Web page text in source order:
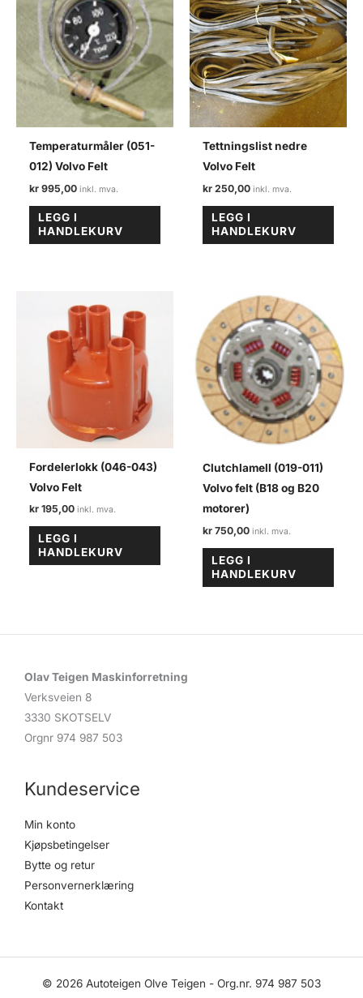
Temperaturmåler (051-
012) Volvo Felt
kr 995,00
LEGG I
HANDLEKURV
Tettningslist nedre
Volvo Felt
kr 250,00
LEGG I
HANDLEKURV
Fordelerlokk (046-043)
Volvo Felt
kr 195,00
LEGG I
HANDLEKURV
Clutchlamell (019-011)
Volvo felt (B18 og B20
motorer)
kr 750,00
LEGG I
HANDLEKURV
Olav Teigen Maskinforretning
Verksveien 8
3330 SKOTSELV
Orgnr 974 987 503
Kundeservice
Min konto
Kjøpsbetingelser
Bytte og retur
Personvernerklæring
Kontakt
© 2026 Autoteigen Olve Teigen - Org.nr. 974 987 503